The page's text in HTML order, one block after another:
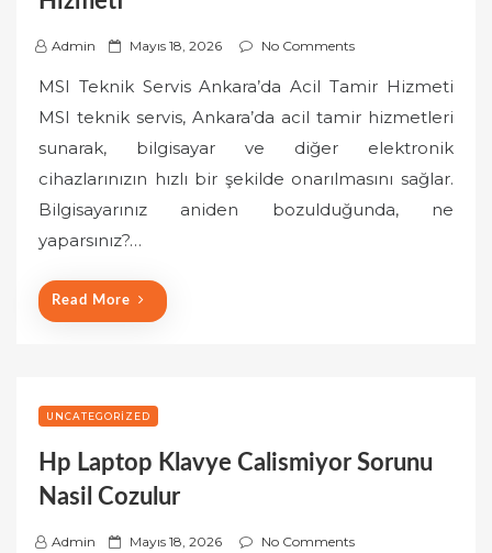
Admin
P
s
t
d
Mayıs 18, 2026 No Comments
MSI Teknik Servis Ankara’da Acil Tamir Hizmeti
MSI teknik servis, Ankara’da acil tamir hizmetleri
sunarak, bilgisayar ve diğer elektronik
cihazlarınızın hızlı bir şekilde onarılmasını sağlar.
Bilgisayarınız aniden bozulduğunda, ne
yaparsınız?…
Read More
UNCATEGORIZED
Hp Laptop Klavye Calismiyor Sorunu
Nasil Cozulur
Admin
P Mayıs 18, 2026 No Comments